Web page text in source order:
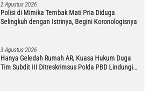
2 Agustus 2026
Polisi di Mimika Tembak Mati Pria Diduga
Selingkuh dengan Istrinya, Begini Koronologisnya
3 Agustus 2026
Hanya Geledah Rumah AR, Kuasa Hukum Duga
Tim Subdit III Ditreskrimsus Polda PBD Lindungi